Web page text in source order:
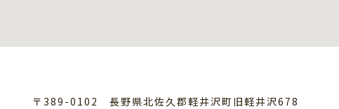
〒389-0102 長野県北佐久郡軽井沢町旧軽井沢678